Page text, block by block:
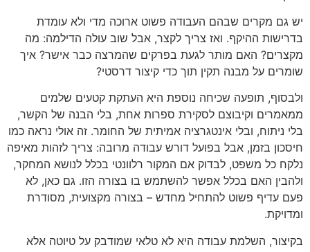
יש גם מקרים שבהם העבודה פשוט ארוכה מדי ולא עומדת
בדרישות ההיקף. ואז צריך לקצר, אבל שוב עולה הדילמה: מה
מקצרים? האם מותר לגעת בפרקים שהמרצה כבר אישר? איך
שומרים על מבנה תקין תוך כדי קיצור דרסטי?
ולבסוף, תופעה שכיחה נוספת היא העתקת קטעים שלמים
ממאמרים וקיבוצם לסקירת ספרות אחת, בלי הבנה של הקשר,
בלי ניתוח, ובלי אינטגרציה אמיתית של החומר. זה אולי נראה כמו
חיסכון בזמן, אבל בפועל דורש עבודה מרובה: צריך לזהות מאיפה
נלקח כל משפט, לבדוק אם המקור רלוונטי בכלל לנושא המחקר,
ולהבין האם בכלל אפשר להשתמש בו בצורה הזו. גם כאן, לא
פעם עדיף פשוט להתחיל מחדש – בצורה מקצועית, מסודרת
ומדויקת.
בקיצור, השלמת עבודה היא לא טלאי שמודבק על טיוטה אלא